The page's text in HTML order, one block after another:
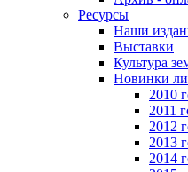
Ресурсы
Наши
Выставки
Культура
Новинки
2010
2011
2012
2013
2014